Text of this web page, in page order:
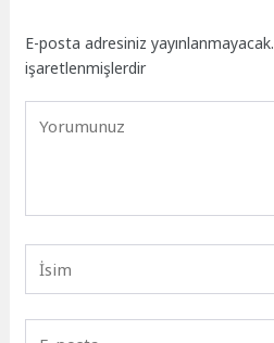
E-posta adresiniz yayınlanmayacak.
işaretlenmişlerdir